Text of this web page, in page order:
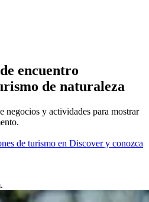
encuentro
de naturaleza
negocios y actividades para mostrar
de turismo en Discover y conozca